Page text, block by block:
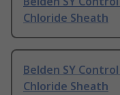
Chloride Sheath
Belden SY
Chloride Sheath